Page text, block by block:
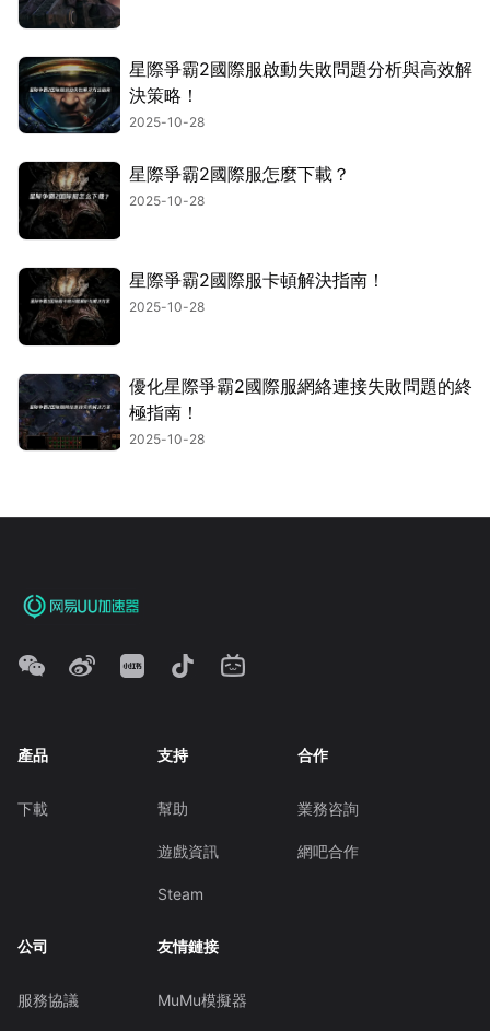
星際爭霸2國際服啟動失敗問題分析與高效解
決策略！
2025-10-28
星際爭霸2國際服怎麼下載？
2025-10-28
星際爭霸2國際服卡頓解決指南！
2025-10-28
優化星際爭霸2國際服網絡連接失敗問題的終
極指南！
2025-10-28
產品
下載
支持
幫助
遊戲資訊
Steam
合作
業務咨詢
網吧合作
公司
服務協議
友情鏈接
MuMu模擬器